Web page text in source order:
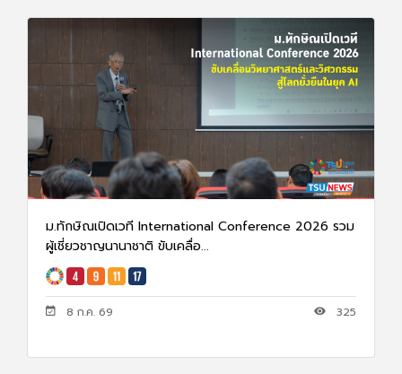
ม.ทักษิณเปิดเวที International Conference 2026 รวม
ผู้เชี่ยวชาญนานาชาติ ขับเคลื่อ...
8 ก.ค. 69 325